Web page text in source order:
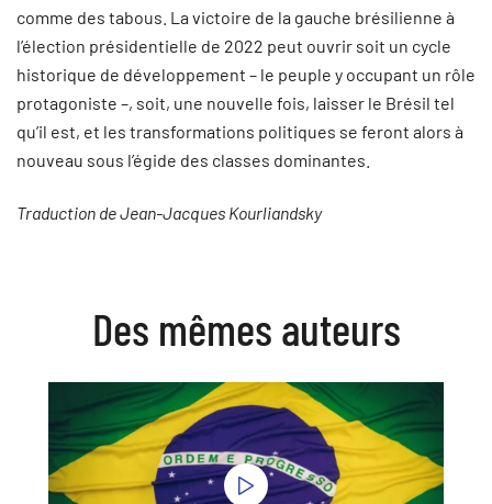
comme des tabous. La victoire de la gauche brésilienne à
l’élection présidentielle de 2022 peut ouvrir soit un cycle
historique de développement – le peuple y occupant un rôle
protagoniste –, soit, une nouvelle fois, laisser le Brésil tel
qu’il est, et les transformations politiques se feront alors à
nouveau sous l’égide des classes dominantes.
Traduction de Jean-Jacques Kourliandsky
Des mêmes auteurs